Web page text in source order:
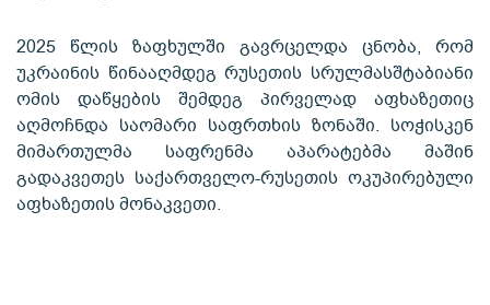
2025 წლის ზაფხულში გავრცელდა ცნობა, რომ
უკრაინის წინააღმდეგ რუსეთის სრულმასშტაბიანი
ომის დაწყების შემდეგ პირველად აფხაზეთიც
აღმოჩნდა საომარი საფრთხის ზონაში. სოჭისკენ
მიმართულმა საფრენმა აპარატებმა მაშინ
გადაკვეთეს საქართველო-რუსეთის ოკუპირებული
აფხაზეთის მონაკვეთი.